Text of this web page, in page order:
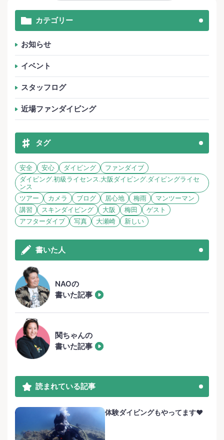
カテゴリー
お知らせ
イベント
スタッフログ
近場ファンダイビング
タグ
安全 安心 ダイビング
ファンダイブ
ダイビング.初級ライセンス.大阪ダイビング.ダイビングライセ
ンス
ツアー
カメラ ブログ 居心地 梅雨
マンツーマン
講習
スキンダイビング 大阪 梅田
ゲスト
アフターダイブ
写真 大瀬崎 新しい
書いた人
NAOの
書いた記事
関ちゃんの
書いた記事
読まれている記事
体験ダイビングもやってます❤️